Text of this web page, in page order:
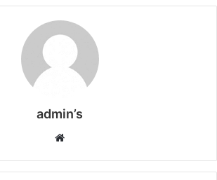
admin’s
b